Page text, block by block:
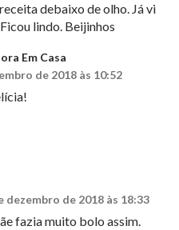
debaixo de olho. Já vi
lindo. Beijinhos
Em Casa
de 2018 às 10:52
dezembro de 2018 às 18:33
fazia muito bolo assim.